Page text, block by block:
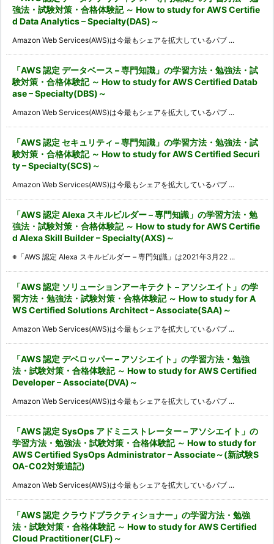
強法・試験対策・合格体験記 ～ How to study for AWS Certifie
d Data Analytics – Specialty(DAS)～
Amazon Web Services(AWS)は今最もシェアを拡大しているパブ ...
「AWS 認定 データベース – 専門知識」の学習方法・勉強法・試
験対策・合格体験記 ～ How to study for AWS Certified Datab
ase – Specialty(DBS)～
Amazon Web Services(AWS)は今最もシェアを拡大しているパブ ...
「AWS 認定 セキュリティ – 専門知識」の学習方法・勉強法・試
験対策・合格体験記 ～ How to study for AWS Certified Securi
ty – Specialty(SCS)～
Amazon Web Services(AWS)は今最もシェアを拡大しているパブ ...
「AWS 認定 Alexa スキルビルダー – 専門知識」の学習方法・勉
強法・試験対策・合格体験記 ～ How to study for AWS Certifie
d Alexa Skill Builder – Specialty(AXS)～
※「AWS 認定 Alexa スキルビルダー – 専門知識」は2021年3月22 ...
「AWS 認定 ソリューションアーキテクト – アソシエイト」の学
習方法・勉強法・試験対策・合格体験記 ～ How to study for A
WS Certified Solutions Architect – Associate(SAA)～
Amazon Web Services(AWS)は今最もシェアを拡大しているパブ ...
「AWS 認定 デベロッパー – アソシエイト」の学習方法・勉強
法・試験対策・合格体験記 ～ How to study for AWS Certified
Developer – Associate(DVA)～
Amazon Web Services(AWS)は今最もシェアを拡大しているパブ ...
「AWS 認定 SysOps アドミニストレーター – アソシエイト」の
学習方法・勉強法・試験対策・合格体験記 ～ How to study for
AWS Certified SysOps Administrator – Associate～(新試験S
OA-C02対策追記)
Amazon Web Services(AWS)は今最もシェアを拡大しているパブ ...
「AWS 認定 クラウドプラクティショナー」の学習方法・勉強
法・試験対策・合格体験記 ～ How to study for AWS Certified
Cloud Practitioner(CLF)～